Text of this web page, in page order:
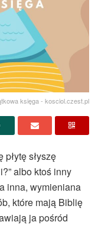
księga - kosciol.czest.pl
słyszę
albo ktoś inny
inna, wymieniana
które mają Biblię
ja pośród